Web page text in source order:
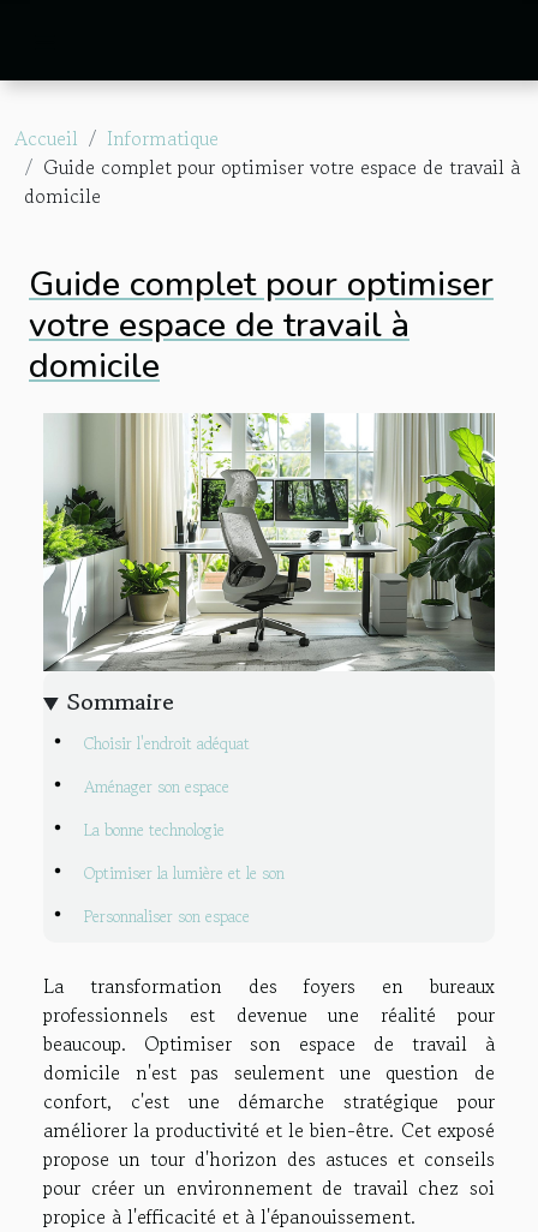
Accueil
Informatique
Guide complet pour optimiser votre espace de travail à
domicile
Guide complet pour optimiser
votre espace de travail à
domicile
Sommaire
Choisir l'endroit adéquat
Aménager son espace
La bonne technologie
Optimiser la lumière et le son
Personnaliser son espace
La transformation des foyers en bureaux
professionnels est devenue une réalité pour
beaucoup. Optimiser son espace de travail à
domicile n'est pas seulement une question de
confort, c'est une démarche stratégique pour
améliorer la productivité et le bien-être. Cet exposé
propose un tour d'horizon des astuces et conseils
pour créer un environnement de travail chez soi
propice à l'efficacité et à l'épanouissement.